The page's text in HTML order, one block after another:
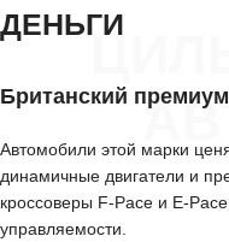
ДЕНЬГИ
Британский
Автомобили этой марки
динамичные двигатели и
кроссоверы F-Pace и E-
управляемости.